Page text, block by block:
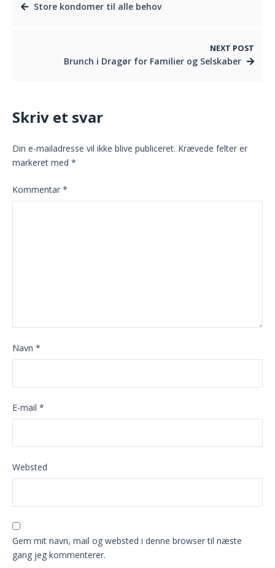
Store kondomer til alle behov
NEXT POST
Brunch i Dragør for Familier og Selskaber
Skriv et svar
Din e-mailadresse vil ikke blive publiceret. Krævede felter er
markeret med *
Kommentar *
Navn *
E-mail *
Websted
Gem mit navn, mail og websted i denne browser til næste
gang jeg kommenterer.